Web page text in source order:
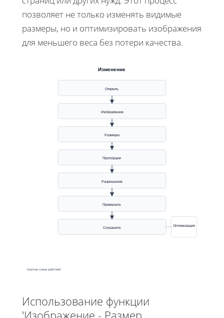
позволяет не только изменять видимые
размеры, но и оптимизировать изображения
для меньшего веса без потери качества.
Изменение
Открыть
Изображение
Размеры
Пропорции
Разрешение
Применить
Сохранить Оптимизация
Краткая схема действий
Использование функции